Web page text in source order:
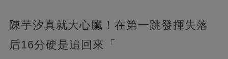
陳芋汐真就大心臟！在第一跳發揮失落
后16分硬是追回來「